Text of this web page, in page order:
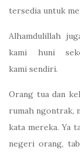
tersedia untuk
Alhamdulillah
kami huni
kami sendiri.
Orang tua dan
rumah ngontrak,
kata mereka. Ya
negeri orang,